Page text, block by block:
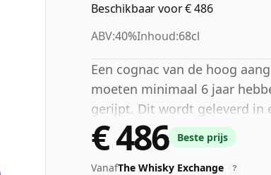
Beschikbaar voor € 486
ABV:40%Inhoud:68cl
Een cognac van de hoog
moeten minimaal 6 jaar
gerijpt. Dit wordt geleverd in
€ 486 Beste prijs
VanafThe Whisky Exchange ?